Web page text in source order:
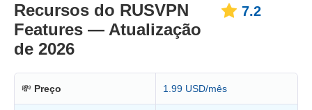
Recursos do RUSVPN
Features — Atualização
de 2026
7.2
💸 Preço 1.99 USD/mês